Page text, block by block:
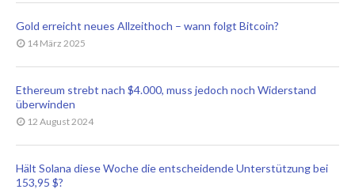
Gold erreicht neues Allzeithoch – wann folgt Bitcoin?
14 März 2025
Ethereum strebt nach $4.000, muss jedoch noch Widerstand
überwinden
12 August 2024
Hält Solana diese Woche die entscheidende Unterstützung bei
153,95 $?